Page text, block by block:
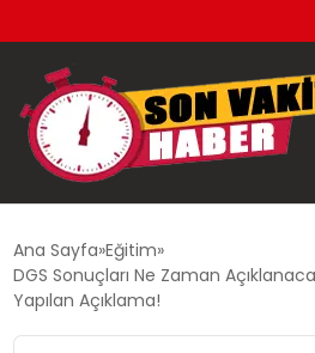
SIYASET
Ana Sayfa Eğitim
DGS Sonuçları Ne Zaman
Yapılan Açıklama!